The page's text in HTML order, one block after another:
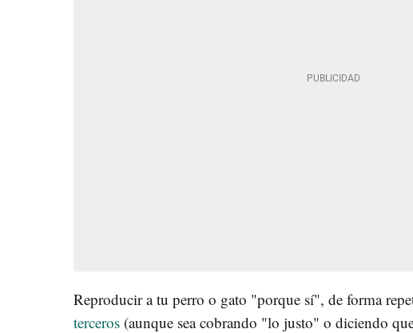
Reproducir a tu perro o gato "porque sí", de forma
terceros (aunque sea cobrando "lo justo" o diciendo